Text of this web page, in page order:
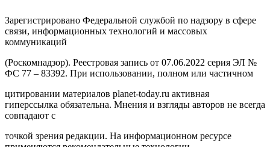
Зарегистрировано Федеральной службой по надзору в сфере
связи, информационных технологий и массовых
коммуникаций
(Роскомнадзор). Реестровая запись от 07.06.2022 серия ЭЛ №
ФС 77 – 83392. При использовании, полном или частичном
цитировании материалов planet-today.ru активная
гиперссылка обязательна. Мнения и взгляды авторов не всегда
совпадают с
точкой зрения редакции. На информационном ресурсе